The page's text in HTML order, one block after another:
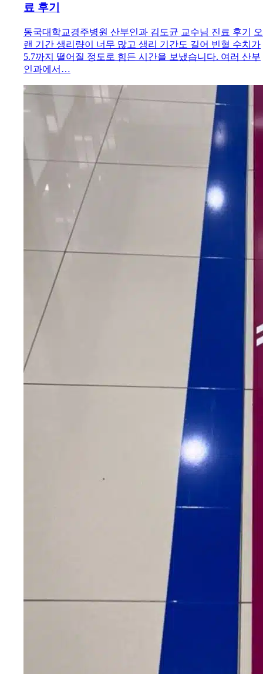
료 후기
동국대학교경주병원 산부인과 김도균 교수님 진료 후기 오
랜 기간 생리량이 너무 많고 생리 기간도 길어 빈혈 수치가
5.7까지 떨어질 정도로 힘든 시간을 보냈습니다. 여러 산부
인과에서…